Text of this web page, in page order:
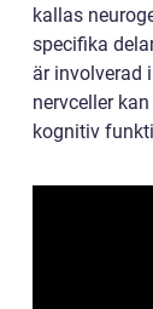
kallas
specifika
är involverad
nervceller
kognitiv